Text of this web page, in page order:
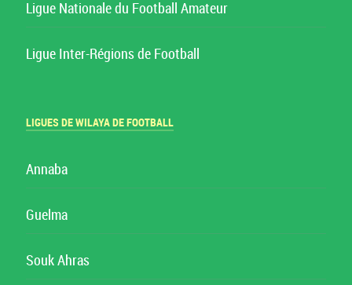
Ligue Nationale du Football Amateur
Ligue Inter-Régions de Football
LIGUES DE WILAYA DE FOOTBALL
Annaba
Guelma
Souk Ahras